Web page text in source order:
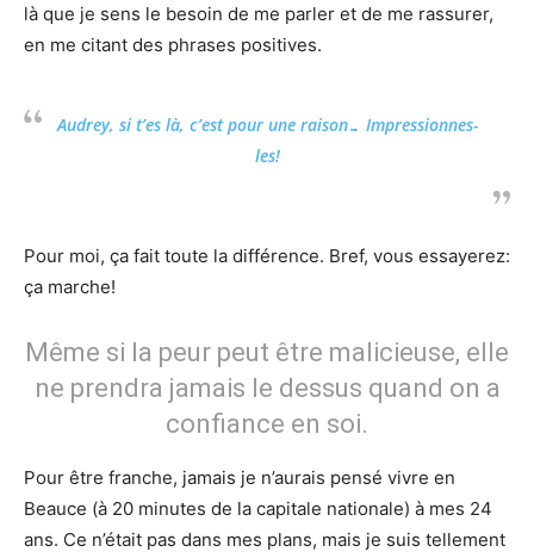
là que je sens le besoin de me parler et de me rassurer,
en me citant des phrases positives.
Audrey, si t’es là, c’est pour une raison… Impressionnes-
les!
Pour moi, ça fait toute la différence. Bref, vous essayerez:
ça marche!
Même si la peur peut être malicieuse, elle
ne prendra jamais le dessus quand on a
confiance en soi.
Pour être franche, jamais je n’aurais pensé vivre en
Beauce (à 20 minutes de la capitale nationale) à mes 24
ans. Ce n’était pas dans mes plans, mais je suis tellement